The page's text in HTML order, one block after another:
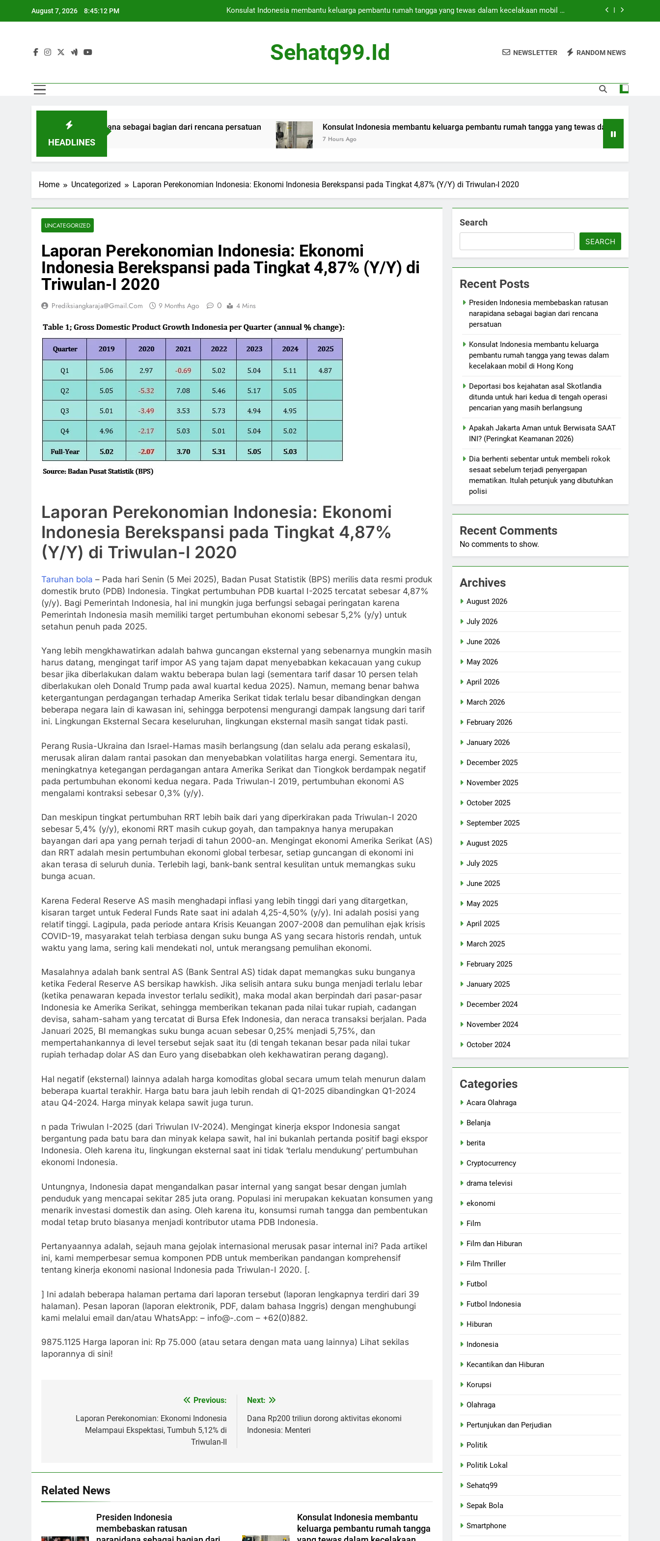
August 7, 2026 8:45:13 PM
Konsulat Indonesia membantu keluarga pembantu rumah tangga yang tewas dalam kecelakaan mobil di
Apakah Jakarta Aman untuk Berwisata SAAT INI? (Peringkat Keamanan 2026)
berlangsung
Apakah Jakarta Aman untuk Berwisata SAAT INI? (Peringkat Keamanan 2026)
Sehatq99.id NEWSLETTER RANDOM NEWS
HEADLINES
ratusan narapidana sebagai bagian dari rencana persatuan Konsulat Indonesia membantu keluarga pembantu rumah tangga yang tewas dalam kecelakaan mobil di
7 Hours Ago
Home Uncategorized Laporan Perekonomian Indonesia: Ekonomi Indonesia Berekspansi pada Tingkat 4,87% (Y/Y) di Triwulan-I 2020
UNCATEGORIZED
Laporan Perekonomian Indonesia: Ekonomi
Indonesia Berekspansi pada Tingkat 4,87% (Y/Y) di
Triwulan-I 2020
Prediksiangkaraja@gmail.com 9 Months Ago 0 4 Mins
Laporan Perekonomian Indonesia: Ekonomi
Indonesia Berekspansi pada Tingkat 4,87%
(Y/Y) di Triwulan-I 2020
Taruhan bola – Pada hari Senin (5 Mei 2025), Badan Pusat Statistik (BPS) merilis data resmi produk
domestik bruto (PDB) Indonesia. Tingkat pertumbuhan PDB kuartal I-2025 tercatat sebesar 4,87%
(y/y). Bagi Pemerintah Indonesia, hal ini mungkin juga berfungsi sebagai peringatan karena
Pemerintah Indonesia masih memiliki target pertumbuhan ekonomi sebesar 5,2% (y/y) untuk
setahun penuh pada 2025.
Yang lebih mengkhawatirkan adalah bahwa guncangan eksternal yang sebenarnya mungkin masih
harus datang, mengingat tarif impor AS yang tajam dapat menyebabkan kekacauan yang cukup
besar jika diberlakukan dalam waktu beberapa bulan lagi (sementara tarif dasar 10 persen telah
diberlakukan oleh Donald Trump pada awal kuartal kedua 2025). Namun, memang benar bahwa
ketergantungan perdagangan terhadap Amerika Serikat tidak terlalu besar dibandingkan dengan
beberapa negara lain di kawasan ini, sehingga berpotensi mengurangi dampak langsung dari tarif
ini. Lingkungan Eksternal Secara keseluruhan, lingkungan eksternal masih sangat tidak pasti.
Perang Rusia-Ukraina dan Israel-Hamas masih berlangsung (dan selalu ada perang eskalasi),
merusak aliran dalam rantai pasokan dan menyebabkan volatilitas harga energi. Sementara itu,
meningkatnya ketegangan perdagangan antara Amerika Serikat dan Tiongkok berdampak negatif
pada pertumbuhan ekonomi kedua negara. Pada Triwulan-I 2019, pertumbuhan ekonomi AS
mengalami kontraksi sebesar 0,3% (y/y).
Dan meskipun tingkat pertumbuhan RRT lebih baik dari yang diperkirakan pada Triwulan-I 2020
sebesar 5,4% (y/y), ekonomi RRT masih cukup goyah, dan tampaknya hanya merupakan
bayangan dari apa yang pernah terjadi di tahun 2000-an. Mengingat ekonomi Amerika Serikat (AS)
dan RRT adalah mesin pertumbuhan ekonomi global terbesar, setiap guncangan di ekonomi ini
akan terasa di seluruh dunia. Terlebih lagi, bank-bank sentral kesulitan untuk memangkas suku
bunga acuan.
Karena Federal Reserve AS masih menghadapi inflasi yang lebih tinggi dari yang ditargetkan,
kisaran target untuk Federal Funds Rate saat ini adalah 4,25-4,50% (y/y). Ini adalah posisi yang
relatif tinggi. Lagipula, pada periode antara Krisis Keuangan 2007-2008 dan pemulihan ejak krisis
COVID-19, masyarakat telah terbiasa dengan suku bunga AS yang secara historis rendah, untuk
waktu yang lama, sering kali mendekati nol, untuk merangsang pemulihan ekonomi.
Masalahnya adalah bank sentral AS (Bank Sentral AS) tidak dapat memangkas suku bunganya
ketika Federal Reserve AS bersikap hawkish. Jika selisih antara suku bunga menjadi terlalu lebar
(ketika penawaran kepada investor terlalu sedikit), maka modal akan berpindah dari pasar-pasar
Indonesia ke Amerika Serikat, sehingga memberikan tekanan pada nilai tukar rupiah, cadangan
devisa, saham-saham yang tercatat di Bursa Efek Indonesia, dan neraca transaksi berjalan. Pada
Januari 2025, BI memangkas suku bunga acuan sebesar 0,25% menjadi 5,75%, dan
mempertahankannya di level tersebut sejak saat itu (di tengah tekanan besar pada nilai tukar
rupiah terhadap dolar AS dan Euro yang disebabkan oleh kekhawatiran perang dagang).
Hal negatif (eksternal) lainnya adalah harga komoditas global secara umum telah menurun dalam
beberapa kuartal terakhir. Harga batu bara jauh lebih rendah di Q1-2025 dibandingkan Q1-2024
atau Q4-2024. Harga minyak kelapa sawit juga turun.
n pada Triwulan I-2025 (dari Triwulan IV-2024). Mengingat kinerja ekspor Indonesia sangat
bergantung pada batu bara dan minyak kelapa sawit, hal ini bukanlah pertanda positif bagi ekspor
Indonesia. Oleh karena itu, lingkungan eksternal saat ini tidak ‘terlalu mendukung’ pertumbuhan
ekonomi Indonesia.
Untungnya, Indonesia dapat mengandalkan pasar internal yang sangat besar dengan jumlah
penduduk yang mencapai sekitar 285 juta orang. Populasi ini merupakan kekuatan konsumen yang
menarik investasi domestik dan asing. Oleh karena itu, konsumsi rumah tangga dan pembentukan
modal tetap bruto biasanya menjadi kontributor utama PDB Indonesia.
Pertanyaannya adalah, sejauh mana gejolak internasional merusak pasar internal ini? Pada artikel
ini, kami memperbesar semua komponen PDB untuk memberikan pandangan komprehensif
tentang kinerja ekonomi nasional Indonesia pada Triwulan-I 2020. [.
] Ini adalah beberapa halaman pertama dari laporan tersebut (laporan lengkapnya terdiri dari 39
halaman). Pesan laporan (laporan elektronik, PDF, dalam bahasa Inggris) dengan menghubungi
kami melalui email dan/atau WhatsApp: – info@-.com – +62(0)882.
9875.1125 Harga laporan ini: Rp 75.000 (atau setara dengan mata uang lainnya) Lihat sekilas
laporannya di sini!
navigation
Previous:
Laporan Perekonomian: Ekonomi Indonesia
Melampaui Ekspektasi, Tumbuh 5,12% di
Triwulan-II
Next:
Dana Rp200 triliun dorong aktivitas ekonomi
Indonesia: Menteri
Related News
Presiden Indonesia
membebaskan ratusan
Konsulat Indonesia membantu
keluarga pembantu rumah tangga
Search
SEARCH
Recent Posts
Presiden Indonesia membebaskan ratusan
narapidana sebagai bagian dari rencana
persatuan
Konsulat Indonesia membantu keluarga
pembantu rumah tangga yang tewas dalam
kecelakaan mobil di Hong Kong
Deportasi bos kejahatan asal Skotlandia
ditunda untuk hari kedua di tengah operasi
pencarian yang masih berlangsung
Apakah Jakarta Aman untuk Berwisata SAAT
INI? (Peringkat Keamanan 2026)
Dia berhenti sebentar untuk membeli rokok
sesaat sebelum terjadi penyergapan
mematikan. Itulah petunjuk yang dibutuhkan
polisi
Recent Comments
No comments to show.
Archives
August 2026
July 2026
June 2026
May 2026
April 2026
March 2026
February 2026
January 2026
December 2025
November 2025
October 2025
September 2025
August 2025
July 2025
June 2025
May 2025
April 2025
March 2025
February 2025
January 2025
December 2024
November 2024
October 2024
Categories
Acara Olahraga
Belanja
berita
Cryptocurrency
drama televisi
ekonomi
Film
Film dan Hiburan
Film Thriller
Futbol
Futbol Indonesia
Hiburan
Indonesia
Kecantikan dan Hiburan
Korupsi
Olahraga
Pertunjukan dan Perjudian
Politik
Politik Lokal
Sehatq99
Sepak Bola
Smartphone